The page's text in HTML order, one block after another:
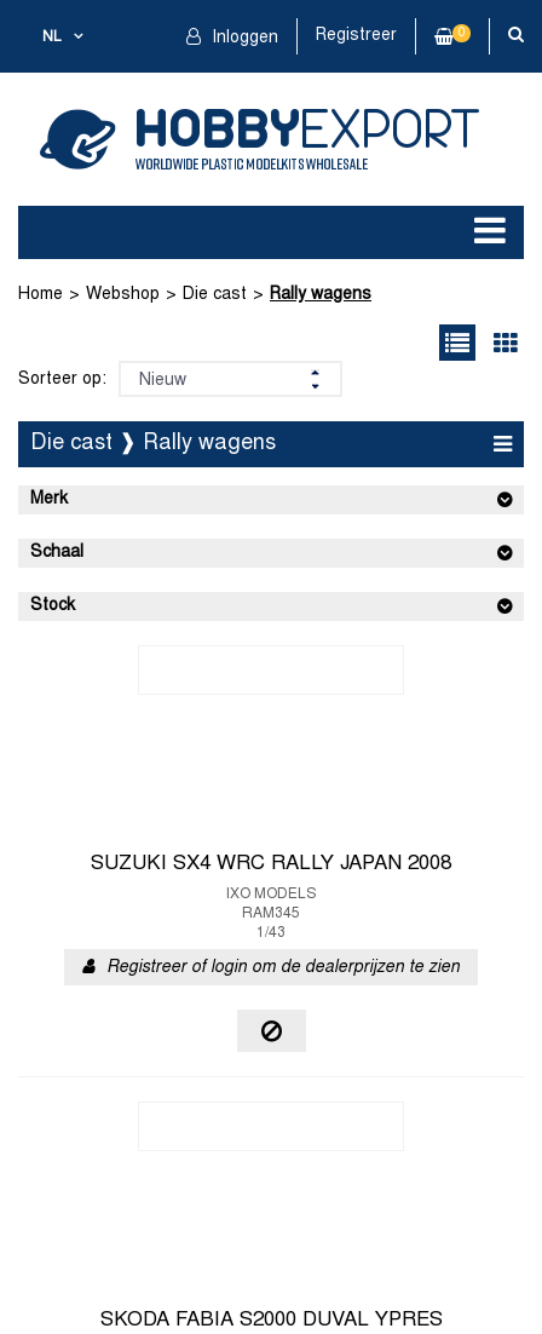
NL Inloggen Registreer 0
Home Webshop Die cast Rally wagens
Sorteer op:
Die cast ❱ Rally wagens
Merk
Schaal
Stock
SUZUKI SX4 WRC RALLY JAPAN 2008
IXO MODELS
RAM345
1/43
Registreer of login om de dealerprijzen te zien
SKODA FABIA S2000 DUVAL YPRES